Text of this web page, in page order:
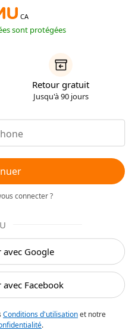
CA
sont protégées
Retour gratuit
Jusqu'à 90 jours
connecter ?
avec Google
Facebook
Conditions d'utilisationet notre
.